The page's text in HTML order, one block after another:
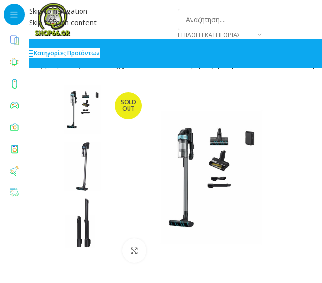
Skip to navigation
Skip to main content
ΕΠΙΛΟΓΉ ΚΑΤΗΓΟΡΊΑΣ
Κατηγορίες Προϊόντων
SOLD
OUT